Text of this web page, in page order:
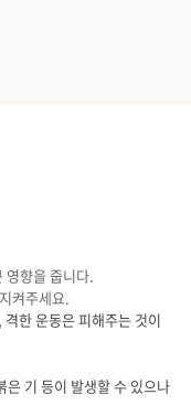
영향을 줍니다.
켜주세요.
한 운동은 피해주는 것이
기 등이 발생할 수 있으나